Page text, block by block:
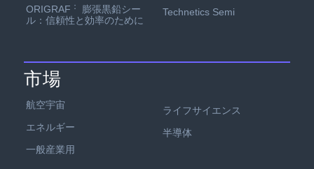
ORIGRAF ：
膨張黒鉛シー
ル：信頼性と効率のために
Technetics Semi
市場
航空宇宙
エネルギー
一般産業用
ライフサイエンス
半導体